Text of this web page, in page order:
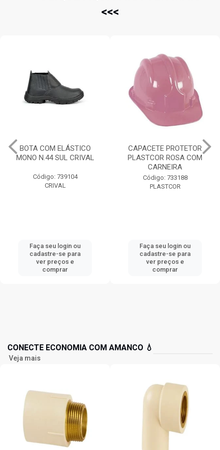
<<<
BOTA COM ELÁSTICO
MONO N.44 SUL CRIVAL
Código: 739104
CRIVAL
Faça seu login ou
cadastre-se para
ver preços e
comprar
CAPACETE PROTETOR
PLASTCOR ROSA COM
CARNEIRA
Código: 733188
PLASTCOR
Faça seu login ou
cadastre-se para
ver preços e
comprar
CONECTE ECONOMIA COM AMANCO 💧
Veja mais